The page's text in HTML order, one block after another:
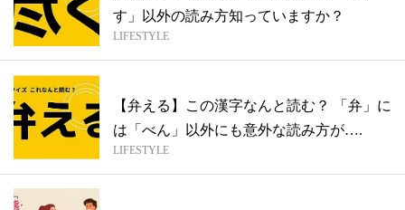
す」以外の読み方知っていますか？
LIFESTYLE
【弁える】この漢字なんと読む？ 「弁」に
は「べん」以外にも意外な読み方が….
LIFESTYLE